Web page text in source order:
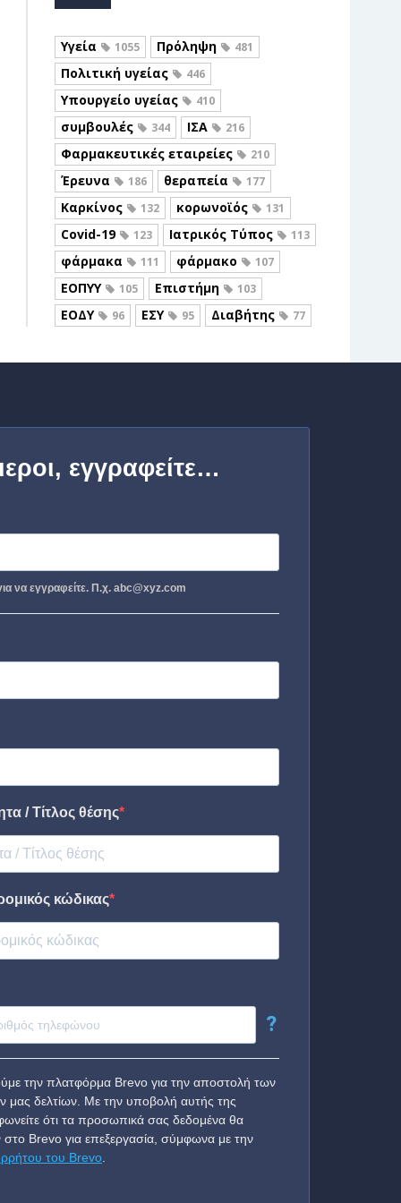
Υγεία 1055 Πρόληψη 481
Πολιτική υγείας 446
Υπουργείο υγείας 410
συμβουλές 344 ΙΣΑ 216
Φαρμακευτικές εταιρείες 210
Έρευνα 186 θεραπεία 177
Καρκίνος 132 κορωνοϊός 131
Covid-19 123 Ιατρικός Τύπος 113
φάρμακα 111 φάρμακο 107
ΕΟΠΥΥ 105 Επιστήμη 103
ΕΟΔΥ 96 ΕΣΥ 95 Διαβήτης 77
εγγραφείτε…
να εγγραφείτε. Π.χ. abc@xyz.com
/ Τίτλος θέσης
κώδικας
?
την πλατφόρμα Brevo για την αποστολή των
μας δελτίων. Με την υποβολή αυτής της
ότι τα προσωπικά σας δεδομένα θα
στο Brevo για επεξεργασία, σύμφωνα με την
του Brevo